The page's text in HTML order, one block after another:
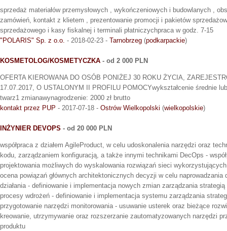
sprzedaż materiałów przemysłowych , wykończeniowych i budowlanych ,
zamówień, kontakt z klietem , prezentowanie promocji i pakietów
sprzedażowego i kasy fiskalnej i terminali płatniczychpraca w godz. 7-15
"POLARIS" Sp. z o.o. - 2018-02-23 - Tarnobrzeg (podkarpackie)
KOSMETOLOG/KOSMETYCZKA - od 2 000 PLN
OFERTA KIEROWANA DO OSÓB PONIŻEJ 30 ROKU ŻYCIA,
17.07.2017, O USTALONYM II PROFILU POMOCYwykształcenie średnie
twarz1 zmianawynagrodzenie: 2000 zł brutto
kontakt przez PUP - 2017-07-18 - Ostrów Wielkopolski (wielkopolskie)
INŻYNIER DEVOPS - od 20 000 PLN
współpraca z działem AgileProduct, w celu udoskonalenia narzędzi oraz
kodu, zarządzaniem konfiguracją, a także innymi technikami DecOps -
projektowania możliwych do wyskalowania rozwiązań sieci
ocena powiązań głównych architektonicznych decyzji w celu naprowadzania
działania - definiowanie i implementacja nowych zmian zarządzania
procesy wdrożeń - definiowanie i implementacja systemu zarządzania
przygotowanie narzędzi monitorowania - usuwanie usterek oraz bieżące
kreowanie, utrzymywanie oraz rozszerzanie zautomatyzowanych narzędzi
produktu